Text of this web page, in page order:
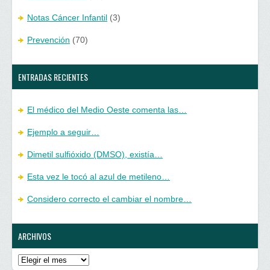
Notas Cáncer Infantil (3)
Prevención (70)
ENTRADAS RECIENTES
El médico del Medio Oeste comenta las…
Ejemplo a seguir…
Dimetil sulfióxido (DMSO), existía…
Esta vez le tocó al azul de metileno…
Considero correcto el cambiar el nombre…
ARCHIVOS
Archivos